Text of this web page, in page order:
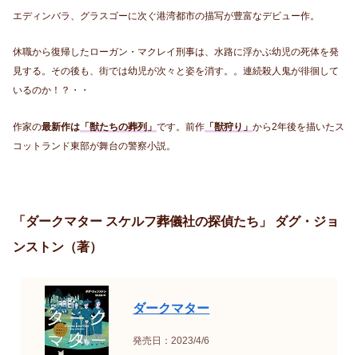
エディンバラ、グラスゴーに次ぐ港湾都市の描写が豊富なデビュー作。
休職から復帰したローガン・マクレイ刑事は、水路に浮かぶ幼児の死体を発
見する。その後も、街では幼児が次々と姿を消す。。連続殺人鬼が徘徊して
いるのか！？・・
作家の最新作は 「獣たちの葬列」 です。前作 「獣狩り」 から2年後を描いたス
コットランド東部が舞台の警察小説。
「ダークマター スケルフ葬儀社の探偵たち」 ダグ・ジョ
ンストン（著）
ダークマター
発売日：2023/4/6